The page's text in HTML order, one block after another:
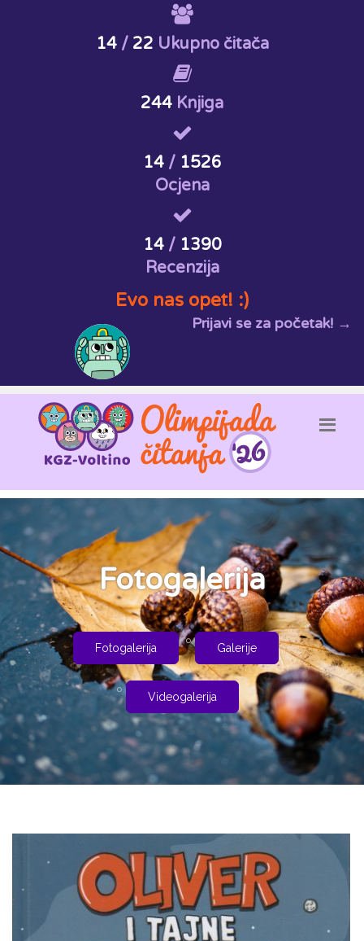
14/ 22 Ukupno čitača
244 Knjiga
14/ 1526
Ocjena
14/ 1390
Recenzija
Evo nas opet! :)
Prijavi se za početak! →
Fotogalerija
Fotogalerija Galerije
Videogalerija